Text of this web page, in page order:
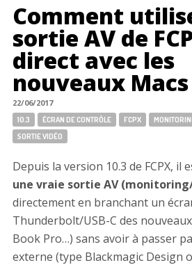
Comment
sortie AV de
direct avec les
nouveaux Macs
22/06/2017
Tags:
10.3 ÉCRAN DE CONTRÔLE FCPX
SORTIE VIDÉO
Depuis la version 10.3 de FCPX, il
une vraie sortie AV
directement en branchant un
Thunderbolt/USB-C des
Book Pro…) sans avoir à passer
externe (type Blackmagic Design